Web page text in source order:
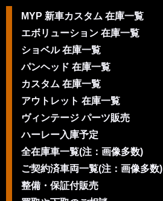
MYP 新車カスタム 在庫一覧
エボリューション 在庫一覧
ショベル 在庫一覧
パンヘッド 在庫一覧
カスタム 在庫一覧
アウトレット 在庫一覧
ヴィンテージ パーツ販売
ハーレー入庫予定
全在庫車一覧(注：画像多数)
ご契約済車両一覧(注：画像多数)
整備・保証付販売